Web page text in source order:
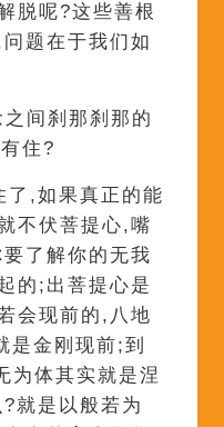
脱呢?这些善根
题在于我们如
间刹那刹那的
住?
了,如果真正的能
不伏菩提心,嘴
了解你的无我
的;出菩提心是
会现前的,八地
是金刚现前;到
为体其实就是涅
就是以般若为